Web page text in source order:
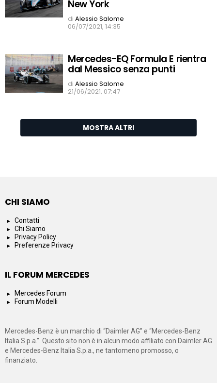
New York
di Alessio Salome
06/07/2021, 14:35
Mercedes-EQ Formula E rientra
dal Messico senza punti
di Alessio Salome
21/06/2021, 07:47
MOSTRA ALTRI
CHI SIAMO
Contatti
Chi Siamo
Privacy Policy
Preferenze Privacy
IL FORUM MERCEDES
Mercedes Forum
Forum Modelli
Mercedes-Benz è un marchio di “Daimler AG” e “Mercedes-Benz
Italia S.p.a.”. Questo sito non è in alcun modo affiliato con Daimler AG
e Mercedes-Benz Italia S.p.a., ne tantomeno promosso, o
finanziato.